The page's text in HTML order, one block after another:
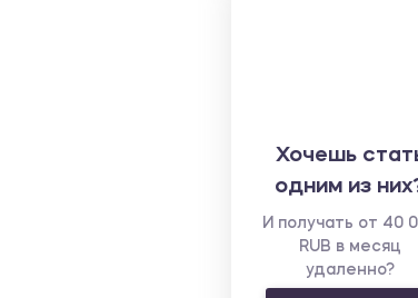
Хочешь
одним из
И получать от 40
RUB в месяц
удаленно?